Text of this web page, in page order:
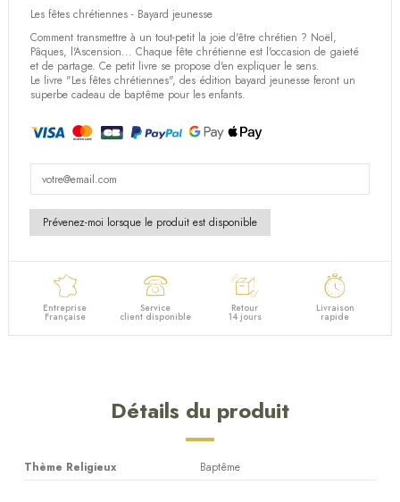
Les fêtes chrétiennes - Bayard jeunesse
Comment transmettre à un tout-petit la joie d'être chrétien ? Noël,
Pâques, l'Ascension... Chaque fête chrétienne est l'occasion de gaieté
et de partage. Ce petit livre se propose d'en expliquer le sens.
Le livre "Les fêtes chrétiennes", des édition bayard jeunesse feront un
superbe cadeau de baptême pour les enfants.
Entreprise
Française
Service
client disponible
Retour
14 jours
Livraison
rapide
Détails du produit
Thème Religieux Baptême